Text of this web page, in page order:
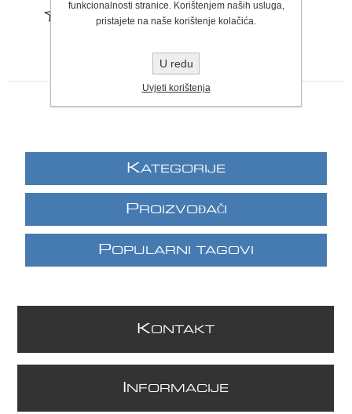
KATEGORIJE
PROIZVOĐAČI
POPULARNI TAGOVI
KONTAKT
NFORMACIJE
funkcionalnosti stranice. Korištenjem naših usluga,
pristajete na naše korištenje kolačića.
U redu
Uvjeti korištenja